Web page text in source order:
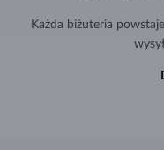
Każda biżuteria